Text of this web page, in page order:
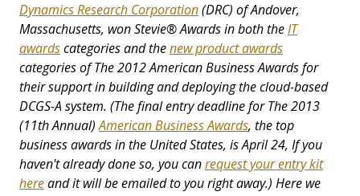
Dynamics Research Corporation(DRC) of Andover,
Massachusetts, won Stevie® Awards in both theIT
awardscategories and thenew product awards
categories of The 2012 American Business Awards for
their support in building and deploying the cloud-based
DCGS-A system. (The final entry deadline for The 2013
(11th Annual)American Business Awards, the top
business awards in the United States, is April 24, If you
haven't already done so, you canrequest your entry kit
hereand it will be emailed to you right away.) Here we